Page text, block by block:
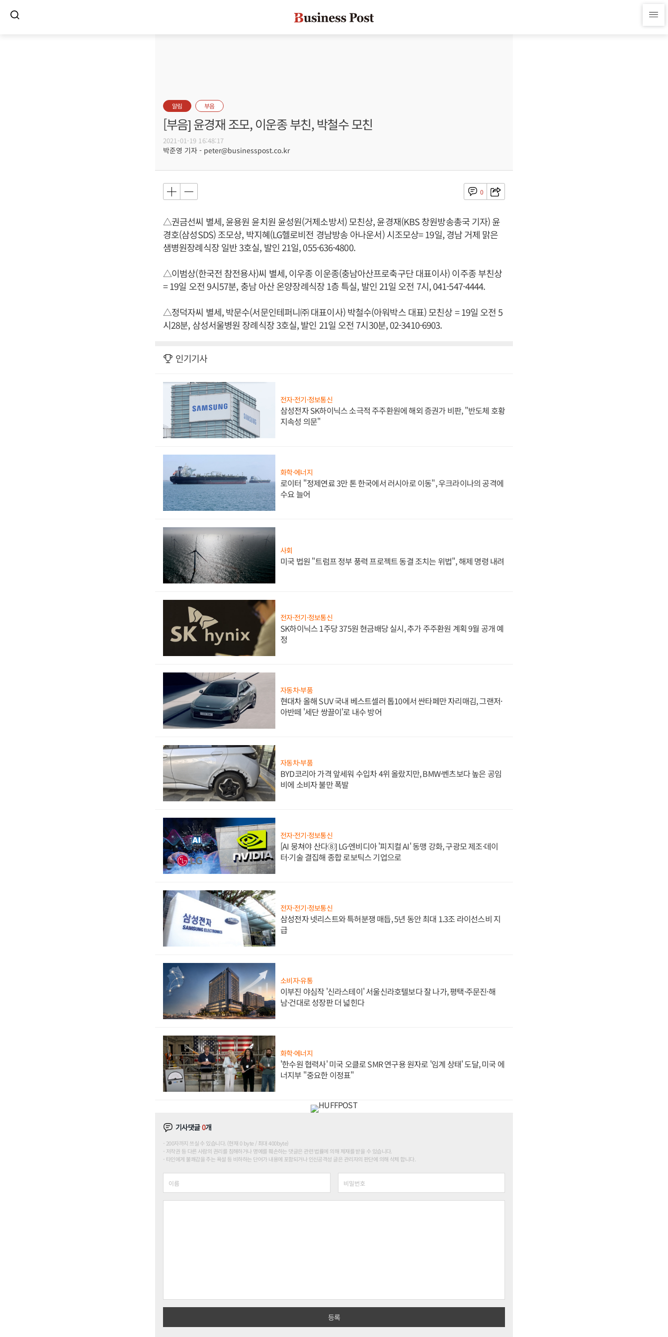
알림 부음
[부음] 윤경재 조모, 이운종 부친, 박철수 모친
2021-01-19 16:48:17
박준영 기자 - peter@businesspost.co.kr
0
△권금선씨 별세, 윤용원 윤치원 윤성원(거제소방서) 모친상, 윤경재(KBS 창원방송총국 기자) 윤
경호(삼성SDS) 조모상, 박지혜(LG헬로비전 경남방송 아나운서) 시조모상= 19일, 경남 거제 맑은
샘병원장례식장 일반 3호실, 발인 21일, 055-636-4800.
△이범상(한국전 참전용사)씨 별세, 이우종 이운종(충남아산프로축구단 대표이사) 이주종 부친상
= 19일 오전 9시57분, 충남 아산 온양장례식장 1층 특실, 발인 21일 오전 7시, 041-547-4444.
△정덕자씨 별세, 박문수(서문인테퍼니㈜ 대표이사) 박철수(아워박스 대표) 모친상 = 19일 오전 5
시28분, 삼성서울병원 장례식장 3호실, 발인 21일 오전 7시30분, 02-3410-6903.
인기기사
전자·전기·정보통신
삼성전자 SK하이닉스 소극적 주주환원에 해외 증권가 비판, "반도체 호황
지속성 의문"
화학·에너지
로이터 "정제연료 3만 톤 한국에서 러시아로 이동", 우크라이나의 공격에
수요 늘어
사회
미국 법원 "트럼프 정부 풍력 프로젝트 동결 조치는 위법", 해제 명령 내려
전자·전기·정보통신
SK하이닉스 1주당 375원 현금배당 실시, 추가 주주환원 계획 9월 공개 예
정
자동차·부품
현대차 올해 SUV 국내 베스트셀러 톱10에서 싼타페만 자리매김, 그랜저·
아반떼 '세단 쌍끌이'로 내수 방어
자동차·부품
BYD코리아 가격 앞세워 수입차 4위 올랐지만, BMW·벤츠보다 높은 공임
비에 소비자 불만 폭발
전자·전기·정보통신
[AI 뭉쳐야 산다⑧] LG·엔비디아 '피지컬 AI' 동맹 강화, 구광모 제조·데이
터·기술 결집해 종합 로보틱스 기업으로
전자·전기·정보통신
삼성전자 넷리스트와 특허분쟁 매듭, 5년 동안 최대 1.3조 라이선스비 지
급
소비자·유통
이부진 야심작 '신라스테이' 서울신라호텔보다 잘 나가, 평택·주문진·해
남·건대로 성장판 더 넓힌다
화학·에너지
'한수원 협력사' 미국 오클로 SMR 연구용 원자로 '임계 상태' 도달, 미국 에
너지부 "중요한 이정표"
기사댓글0개
200자까지 쓰실 수 있습니다. (현재 0 byte / 최대 400byte)
저작권 등 다른 사람의 권리를 침해하거나 명예를 훼손하는 댓글은 관련 법률에 의해 제재를 받을 수 있습니다.
타인에게 불쾌감을 주는 욕설 등 비하하는 단어가 내용에 포함되거나 인신공격성 글은 관리자의 판단에 의해 삭제 합니다.